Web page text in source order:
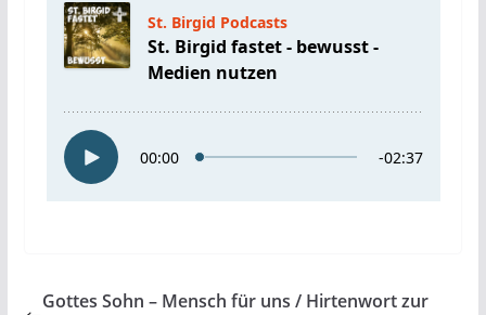
Gottes Sohn – Mensch für uns / Hirtenwort zur